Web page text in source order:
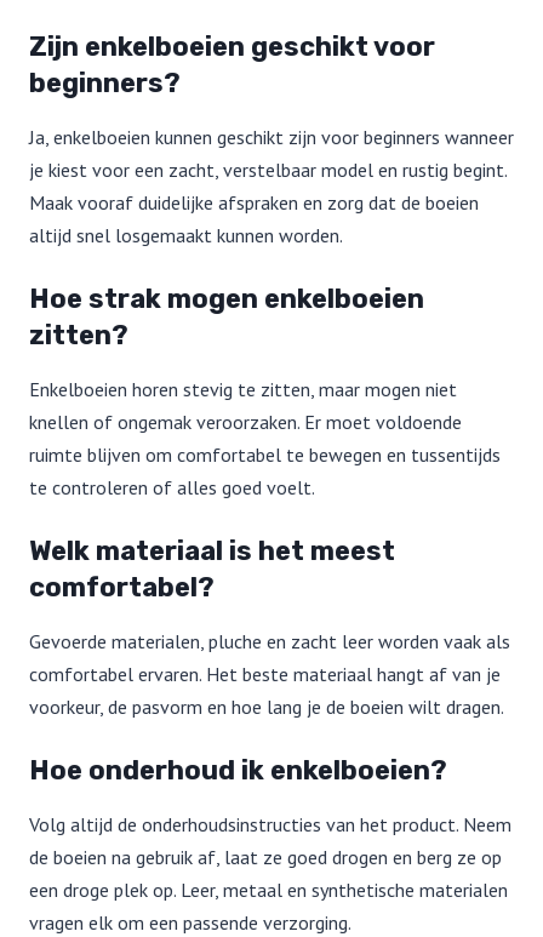
Zijn enkelboeien geschikt voor
beginners?
Ja, enkelboeien kunnen geschikt zijn voor beginners wanneer
je kiest voor een zacht, verstelbaar model en rustig begint.
Maak vooraf duidelijke afspraken en zorg dat de boeien
altijd snel losgemaakt kunnen worden.
Hoe strak mogen enkelboeien
zitten?
Enkelboeien horen stevig te zitten, maar mogen niet
knellen of ongemak veroorzaken. Er moet voldoende
ruimte blijven om comfortabel te bewegen en tussentijds
te controleren of alles goed voelt.
Welk materiaal is het meest
comfortabel?
Gevoerde materialen, pluche en zacht leer worden vaak als
comfortabel ervaren. Het beste materiaal hangt af van je
voorkeur, de pasvorm en hoe lang je de boeien wilt dragen.
Hoe onderhoud ik enkelboeien?
Volg altijd de onderhoudsinstructies van het product. Neem
de boeien na gebruik af, laat ze goed drogen en berg ze op
een droge plek op. Leer, metaal en synthetische materialen
vragen elk om een passende verzorging.